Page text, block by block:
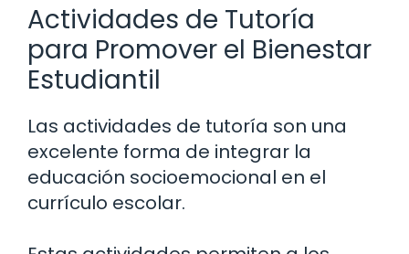
Actividades de Tutoría
para Promover el Bienestar
Estudiantil
Las actividades de tutoría son una
excelente forma de integrar la
educación socioemocional en el
currículo escolar.